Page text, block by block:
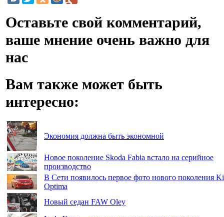
Оставьте свой комментарий,
ваше мнение очень важно для
нас
Вам также может быть
интересно:
Экономия должна быть экономной
Новое поколение Skoda Fabia встало на серийное
производство
В Сети появилось первое фото нового поколения
Optima
Новый седан FAW Oley